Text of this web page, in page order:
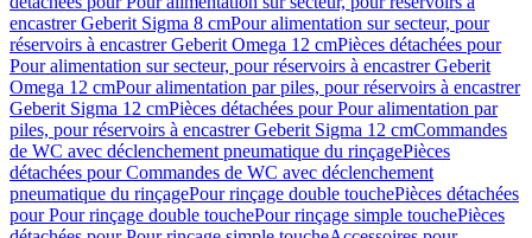
encastrer Geberit Sigma 8 cmPour alimentation sur secteur, pour
réservoirs à encastrer Geberit Omega 12 cmPièces détachées pour
Pour alimentation sur secteur, pour réservoirs à encastrer Geberit
Omega 12 cmPour alimentation par piles, pour réservoirs à encastrer
Geberit Sigma 12 cmPièces détachées pour Pour alimentation par
piles, pour réservoirs à encastrer Geberit Sigma 12 cmCommandes
de WC avec déclenchement pneumatique du rinçagePièces
détachées pour Commandes de WC avec déclenchement
pneumatique du rinçagePour rinçage double touchePièces détachées
pour Pour rinçage double touchePour rinçage simple touchePièces